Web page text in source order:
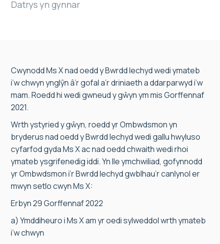
Datrys yn gynnar
Cwynodd Ms X nad oedd y Bwrdd Iechyd wedi ymateb
i’w chwyn ynglŷn â’r gofal a’r driniaeth a ddarparwyd i’w
mam. Roedd hi wedi gwneud y gŵyn ym mis Gorffennaf
2021.
Wrth ystyried y gŵyn, roedd yr Ombwdsmon yn
bryderus nad oedd y Bwrdd Iechyd wedi gallu hwyluso
cyfarfod gyda Ms X ac nad oedd chwaith wedi rhoi
ymateb ysgrifenedig iddi. Yn lle ymchwiliad, gofynnodd
yr Ombwdsmon i’r Bwrdd Iechyd gwblhau’r canlynol er
mwyn setlo cwyn Ms X:
Erbyn 29 Gorffennaf 2022
a) Ymddiheuro i Ms X am yr oedi sylweddol wrth ymateb
i’w chwyn